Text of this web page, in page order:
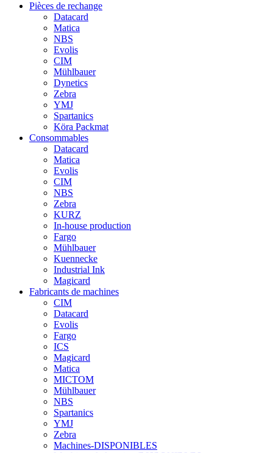
Pièces de rechange
Datacard
Matica
NBS
Evolis
CIM
Mühlbauer
Dynetics
Zebra
YMJ
Spartanics
Köra Packmat
Consommables
Datacard
Matica
Evolis
CIM
NBS
Zebra
KURZ
In-house production
Fargo
Mühlbauer
Kuennecke
Industrial Ink
Magicard
Fabricants de machines
CIM
Datacard
Evolis
Fargo
ICS
Magicard
Matica
MICTOM
Mühlbauer
NBS
Spartanics
YMJ
Zebra
Machines-DISPONIBLES